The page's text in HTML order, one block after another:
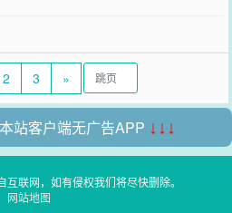
2 3 »
站客户端无广告APP ↓↓↓
联网，如有侵权我们将尽快删除。
网站地图